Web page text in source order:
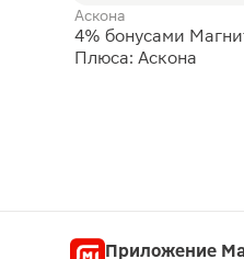
Аскона
4% бонусами
Плюса: Аскона
Приложение